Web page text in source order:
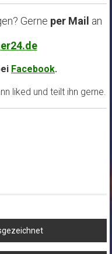
Gerne per Mail an
Facebook.
liked und teilt ihn gerne.